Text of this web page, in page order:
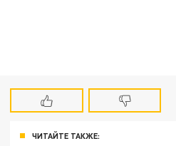
ЧИТАЙТЕ ТАКЖЕ: